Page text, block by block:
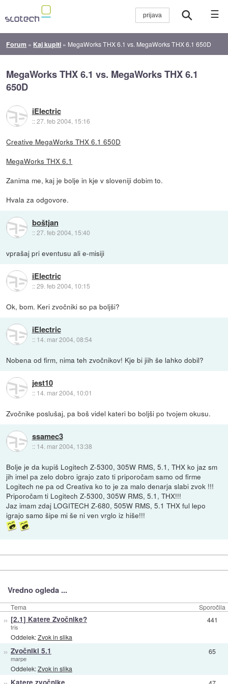
☰
Forum » Kaj kupiti » MegaWorks THX 6.1 vs. MegaWorks THX 6.1 650D
MegaWorks THX 6.1 vs. MegaWorks THX 6.1
650D
iElectric
::27. feb 2004, 15:16
Creative MegaWorks THX 6.1 650D
MegaWorks THX 6.1
Zanima me, kaj je bolje in kje v sloveniji dobim to.
Hvala za odgovore.
boštjan
::27. feb 2004, 15:40
vprašaj pri eventusu ali e-misiji
iElectric
::29. feb 2004, 10:15
Ok, bom. Keri zvočniki so pa boljši?
iElectric
:: 14. mar 2004, 08:54
Nobena od firm, nima teh zvočnikov! Kje bi jiih še lahko dobil?
jest10
:: 14. mar 2004, 10:01
Zvočnike poslušaj, pa boš videl kateri bo boljši po tvojem okusu.
ssamec3
:: 14. mar 2004, 13:38
Bolje je da kupiš Logitech Z-5300, 305W RMS, 5.1, THX ko jaz sm
jih imel pa zelo dobro igrajo zato ti priporočam samo od firme
Logitech ne pa od Creativa ko to je za malo denarja slabi zvok !!!
Priporočam ti Logitech Z-5300, 305W RMS, 5.1, THX!!!
Jaz imam zdaj LOGITECH Z-680, 505W RMS, 5.1 THX ful lepo
igrajo samo šipe mi še ni ven vrglo iz hiše!!!
Vredno ogleda ...
Tema Sporočila
» [2.1] Katere Zvočnike?
tris
Oddelek:Zvok in slika
441
» Zvočniki 5.1
marpe
Oddelek:Zvok in slika
65